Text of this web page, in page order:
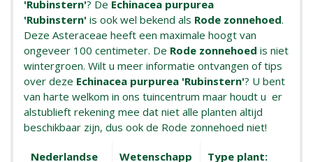
'Rubinstern'? De Echinacea purpurea
'Rubinstern' is ook wel bekend als Rode zonnehoed.
Deze Asteraceae heeft een maximale hoogt van
ongeveer 100 centimeter. De Rode zonnehoed is niet
wintergroen. Wilt u meer informatie ontvangen of tips
over deze Echinacea purpurea 'Rubinstern'? U bent
van harte welkom in ons tuincentrum maar houdt u er
alstublieft rekening mee dat niet alle planten altijd
beschikbaar zijn, dus ook de Rode zonnehoed niet!
Nederlandse
Wetenschapp
Type plant: